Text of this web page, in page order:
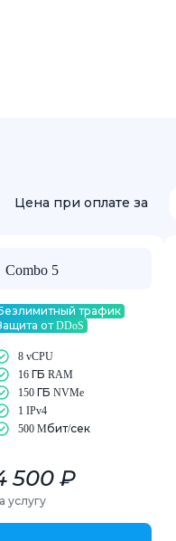
Цена при оплате за
Combo 5
трафик
от DDoS
8 vCPU
16 ГБ RAM
150 ГБ NVMe
1 IPv4
500 Mбит/сек
500 ₽
услугу